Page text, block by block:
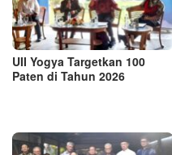
UII Yogya Targetkan 100
Paten di Tahun 2026